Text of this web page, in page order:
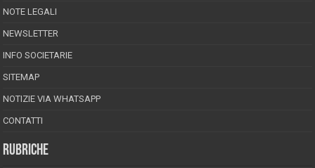
NOTE LEGALI
NEWSLETTER
INFO SOCIETARIE
SITEMAP
NOTIZIE VIA WHATSAPP
CONTATTI
RUBRICHE